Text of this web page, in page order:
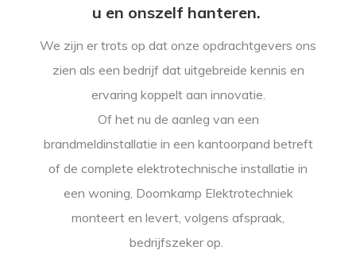
u en onszelf hanteren.
We zijn er trots op dat onze opdrachtgevers ons
zien als een bedrijf dat uitgebreide kennis en
ervaring koppelt aan innovatie.
Of het nu de aanleg van een
brandmeldinstallatie in een kantoorpand betreft
of de complete elektrotechnische installatie in
een woning, Doornkamp Elektrotechniek
monteert en levert, volgens afspraak,
bedrijfszeker op.